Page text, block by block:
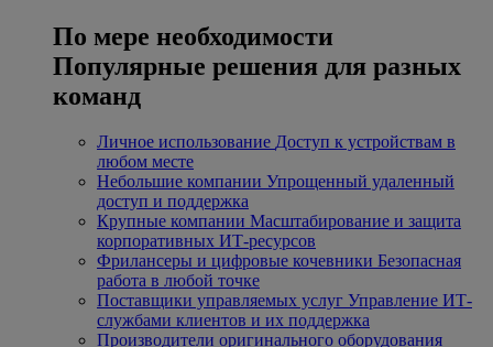
По мере необходимости
Популярные решения для разных
команд
Личное использование Доступ к устройствам в
любом месте
Небольшие компании Упрощенный удаленный
доступ и поддержка
Крупные компании Масштабирование и защита
корпоративных ИТ-ресурсов
Фрилансеры и цифровые кочевники Безопасная
работа в любой точке
Поставщики управляемых услуг Управление ИТ-
службами клиентов и их поддержка
Производители оригинального оборудования